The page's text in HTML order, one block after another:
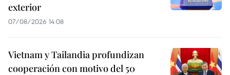
exterior
07/08/2026 14:08
Vietnam y Tailandia profundizan
cooperación con motivo del 50